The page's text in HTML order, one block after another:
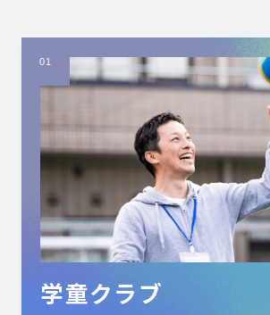
01
学童クラブ